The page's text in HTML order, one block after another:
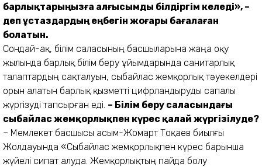
барлықтарыңызға алғысымды білдіргім келеді», –
деп ұстаздардың еңбегін жоғары бағалаған
болатын.
Сондай-ақ, білім саласының басшыларына жаңа оқу
жылында барлық білім беру ұйымдарында санитарлық
талаптардың сақталуын, сыбайлас жемқорлық тәуекелдері
орын алатын барлық қызметті цифрландыруды сапалы
жүргізуді тапсырған еді. – Білім беру саласындағы
сыбайлас жемқорлықпен күрес қалай жүргізілуде?
– Мемлекет басшысы Қасым-Жомарт Тоқаев биылғы
Жолдауында «Сыбайлас жемқорлықпен күрес барынша
жүйелі сипат алуда. Жемқорлықтың пайда болу